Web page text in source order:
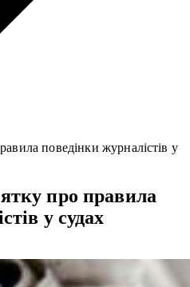
поведінки журналістів у
про правила
у судах